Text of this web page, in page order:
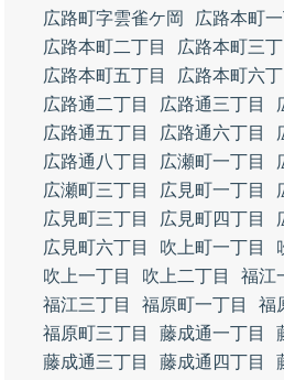
広路町字雲雀ケ岡
広路本町一
広路本町二丁目
広路本町三丁
広路本町五丁目
広路本町六丁
広路通二丁目
広路通三丁目
広路通五丁目
広路通六丁目
広路通八丁目
広瀬町一丁目
広瀬町三丁目
広見町一丁目
広見町三丁目
広見町四丁目
広見町六丁目
吹上町一丁目
吹上一丁目
吹上二丁目 福江
福江三丁目
福原町一丁目
福
福原町三丁目
藤成通一丁目
藤成通三丁目
藤成通四丁目